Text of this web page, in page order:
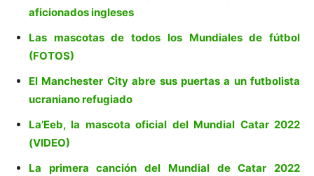
aficionados ingleses
Las mascotas de todos los Mundiales de fútbol
(FOTOS)
El Manchester City abre sus puertas a un futbolista
ucraniano refugiado
La’Eeb, la mascota oficial del Mundial Catar 2022
(VIDEO)
La primera canción del Mundial de Catar 2022